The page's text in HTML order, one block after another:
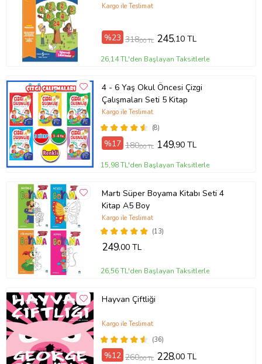
Kargo ile Teslimat
%23 318,00 TL 245,10 TL
26,14 TL'den Başlayan Taksitlerle
4 - 6 Yaş Okul Öncesi Çizgi
Çalışmaları Seti 5 Kitap
(8)
Kargo ile Teslimat
%17 180,00 TL 149,90 TL
15,98 TL'den Başlayan Taksitlerle
Martı Süper Boyama Kitabı Seti 4
Kitap A5 Boy
(13)
Kargo ile Teslimat
249,00 TL
26,56 TL'den Başlayan Taksitlerle
Hayvan Çiftliği
(36)
Kargo ile Teslimat
%12 260,00 TL 228,00 TL